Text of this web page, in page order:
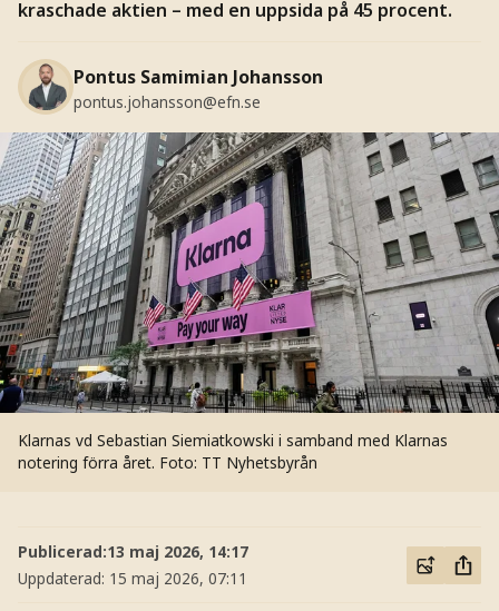
kraschade aktien – med en uppsida på 45 procent.
Pontus Samimian Johansson
pontus.johansson@efn.se
Klarnas vd Sebastian Siemiatkowski i samband med Klarnas
notering förra året. Foto: TT Nyhetsbyrån
Publicerad:13 maj 2026, 14:17
Uppdaterad: 15 maj 2026, 07:11